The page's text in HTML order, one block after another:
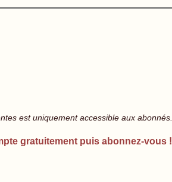
est uniquement accessible aux abonnés.
gratuitement puis abonnez-vous !